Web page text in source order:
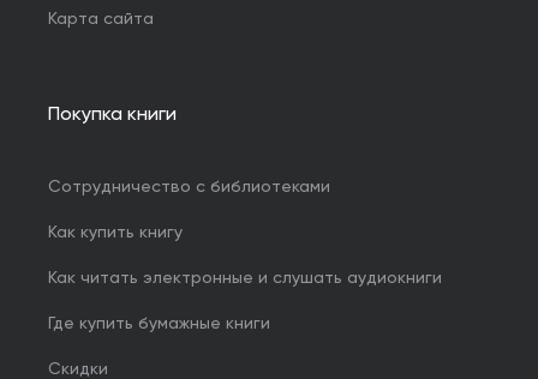
Карта сайта
Покупка книги
Сотрудничество с библиотеками
Как купить книгу
Как читать электронные и слушать аудиокниги
Где купить бумажные книги
Скидки